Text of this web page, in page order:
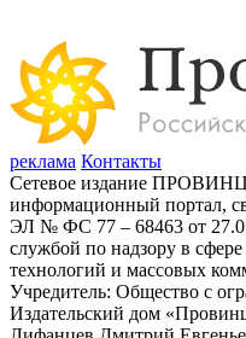
реклама Контакты
Сетевое издание
информационный портал,
ЭЛ № ФС 77 – 68463 от
службой по надзору в
технологий и массовых
Учредитель: Общество с
Издательский дом